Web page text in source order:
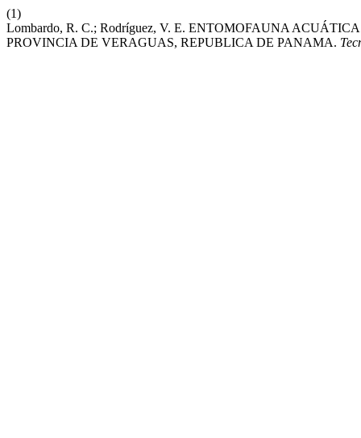
(1)
Lombardo, R. C.; Rodríguez, V. E. ENTOMOFAUNA
PROVINCIA DE VERAGUAS, REPUBLICA DE PANAMA.